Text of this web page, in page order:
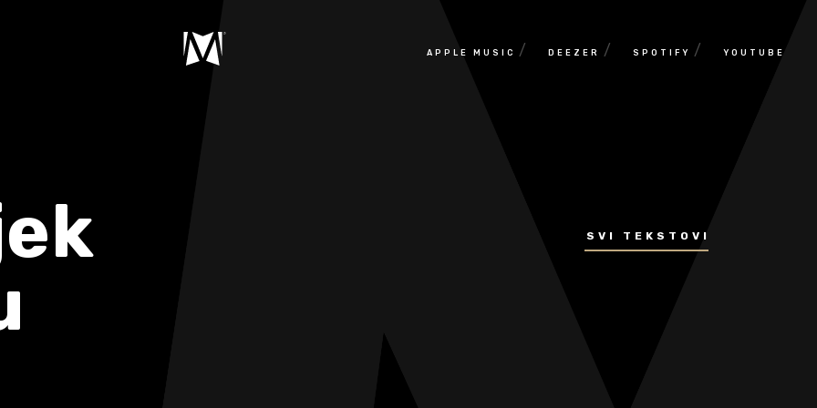
APPLE MUSIC / DEEZER / SPOTIFY / YOUTUBE
SVI TEKSTOVI